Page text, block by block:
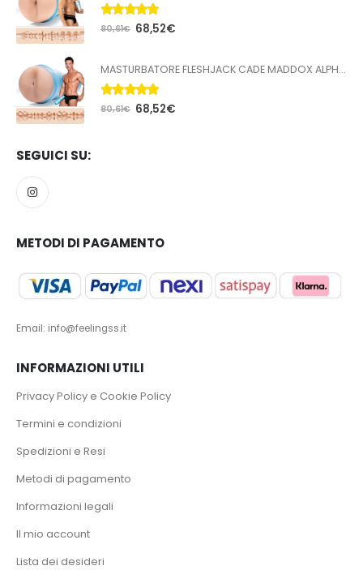
5.00Su 5
80,61€ 68,52€
MASTURBATORE FLESHJACK CADE MADDOX ALPHA BUTT
5.00Su 5
80,61€ 68,52€
SEGUICI SU:
METODI DI PAGAMENTO
Email: info@feelingss.it
INFORMAZIONI UTILI
Privacy Policy e Cookie Policy
Termini e condizioni
Spedizioni e Resi
Metodi di pagamento
Informazioni legali
Il mio account
Lista dei desideri